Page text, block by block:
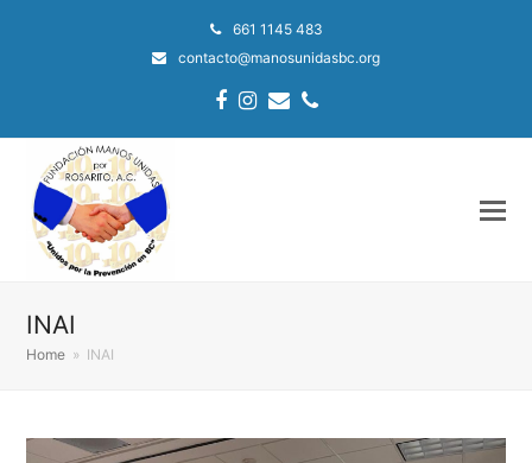
661 1145 483
contacto@manosunidasbc.org
Facebook
Instagram
EmailPhone
INAI
Home » INAI